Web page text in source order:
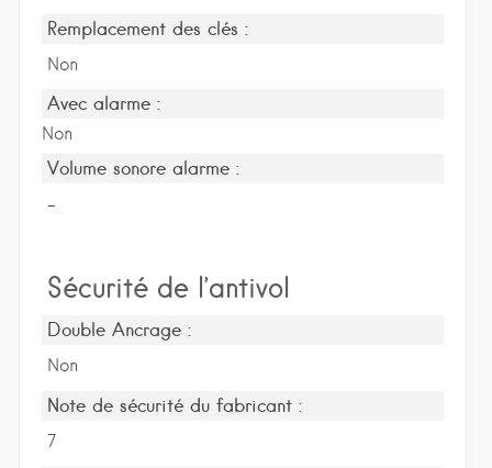
Remplacement des clés :
Non
Avec alarme :
Non
Volume sonore alarme :
-
Sécurité de l’antivol
Double Ancrage :
Non
Note de sécurité du fabricant :
7